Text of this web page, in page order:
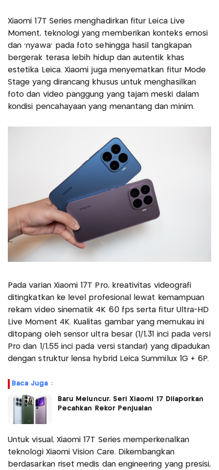
Xiaomi 17T Series menghadirkan fitur Leica Live
Moment, teknologi yang memberikan konteks emosi
dan 'nyawa' pada foto sehingga hasil tangkapan
bergerak terasa lebih hidup dan autentik khas
estetika Leica. Xiaomi juga menyematkan fitur Mode
Stage yang dirancang khusus untuk menghasilkan
foto dan video panggung yang tajam meski dalam
kondisi pencahayaan yang menantang dan minim.
Pada varian Xiaomi 17T Pro, kreativitas videografi
ditingkatkan ke level profesional lewat kemampuan
rekam video sinematik 4K 60 fps serta fitur Ultra-HD
Live Moment 4K. Kualitas gambar yang memukau ini
ditopang oleh sensor ultra besar (1/1,31 inci pada versi
Pro dan 1/1,55 inci pada versi standar) yang dipadukan
dengan struktur lensa hybrid Leica Summilux 1G + 6P.
Baca Juga :
Baru Meluncur, Seri Xiaomi 17 Dilaporkan
Pecahkan Rekor Penjualan
Untuk visual, Xiaomi 17T Series memperkenalkan
teknologi Xiaomi Vision Care. Dikembangkan
berdasarkan riset medis dan engineering yang presisi,